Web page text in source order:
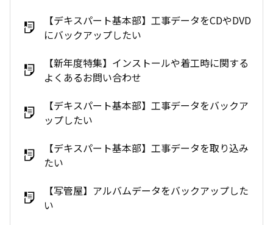
【デキスパート基本部】工事データをCDやDVD
にバックアップしたい
【新年度特集】インストールや着工時に関する
よくあるお問い合わせ
【デキスパート基本部】工事データをバックア
ップしたい
【デキスパート基本部】工事データを取り込み
たい
【写管屋】アルバムデータをバックアップした
い